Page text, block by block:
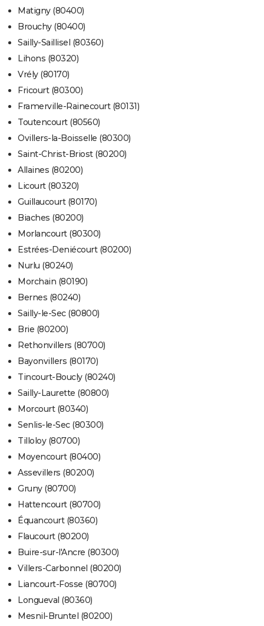
Matigny (80400)
Brouchy (80400)
Sailly-Saillisel (80360)
Lihons (80320)
Vrély (80170)
Fricourt (80300)
Framerville-Rainecourt (80131)
Toutencourt (80560)
Ovillers-la-Boisselle (80300)
Saint-Christ-Briost (80200)
Allaines (80200)
Licourt (80320)
Guillaucourt (80170)
Biaches (80200)
Morlancourt (80300)
Estrées-Deniécourt (80200)
Nurlu (80240)
Morchain (80190)
Bernes (80240)
Sailly-le-Sec (80800)
Brie (80200)
Rethonvillers (80700)
Bayonvillers (80170)
Tincourt-Boucly (80240)
Sailly-Laurette (80800)
Morcourt (80340)
Senlis-le-Sec (80300)
Tilloloy (80700)
Moyencourt (80400)
Assevillers (80200)
Gruny (80700)
Hattencourt (80700)
Équancourt (80360)
Flaucourt (80200)
Buire-sur-l'Ancre (80300)
Villers-Carbonnel (80200)
Liancourt-Fosse (80700)
Longueval (80360)
Mesnil-Bruntel (80200)